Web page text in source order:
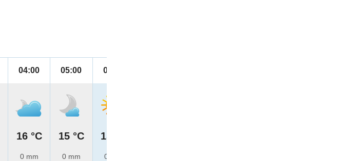
04:00
16 °C
0 mm
05:00
15 °C
0 mm
06:00
15 °C
0 mm